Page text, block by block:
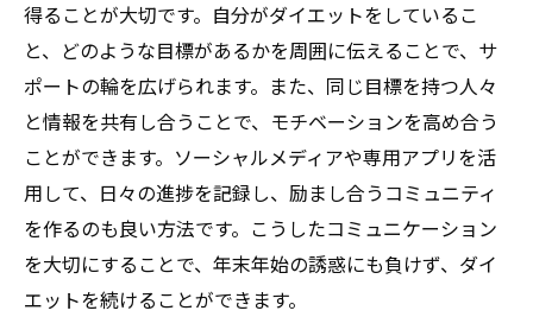
得ることが大切です。自分がダイエットをしているこ
と、どのような目標があるかを周囲に伝えることで、サ
ポートの輪を広げられます。また、同じ目標を持つ人々
と情報を共有し合うことで、モチベーションを高め合う
ことができます。ソーシャルメディアや専用アプリを活
用して、日々の進捗を記録し、励まし合うコミュニティ
を作るのも良い方法です。こうしたコミュニケーション
を大切にすることで、年末年始の誘惑にも負けず、ダイ
エットを続けることができます。